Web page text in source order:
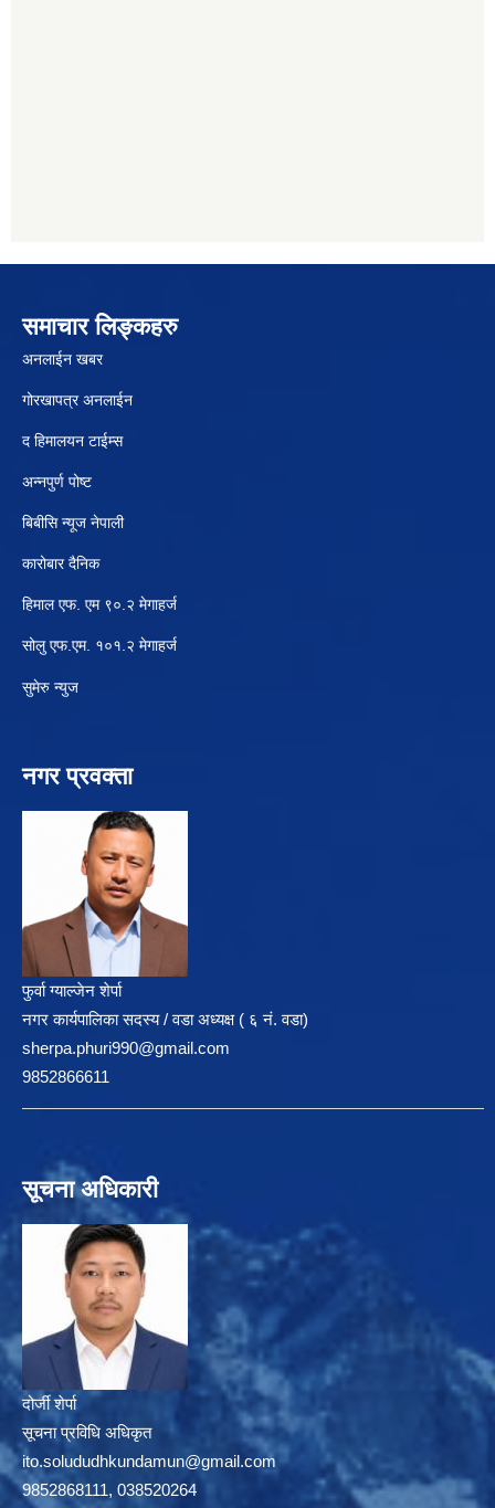
समाचार लिङ्कहरु
अनलाईन खबर
गोरखापत्र अनलाईन
द हिमालयन टाईम्स
अन्नपुर्ण पोष्ट
बिबीसि न्यूज नेपाली
कारोबार दैनिक
हिमाल एफ. एम ९०.२ मेगाहर्ज
सोलु एफ.एम. १०१.२ मेगाहर्ज
सुमेरु न्युज
नगर प्रवक्ता
फुर्वा ग्याल्जेन शेर्पा
नगर कार्यपालिका सदस्य / वडा अध्यक्ष ( ६ नं. वडा)
sherpa.phuri990@gmail.com
9852866611
सूचना अधिकारी
दोर्जी शेर्पा
सूचना प्रविधि अधिकृत
ito.solududhkundamun@gmail.com
9852868111, 038520264